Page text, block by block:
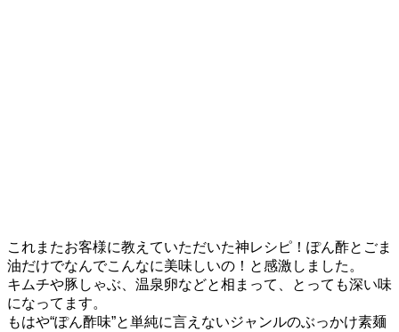
これまたお客様に教えていただいた神レシピ！ぽん酢とごま
油だけでなんでこんなに美味しいの！と感激しました。
キムチや豚しゃぶ、温泉卵などと相まって、とっても深い味
になってます。
もはや“ぽん酢味”と単純に言えないジャンルのぶっかけ素麺